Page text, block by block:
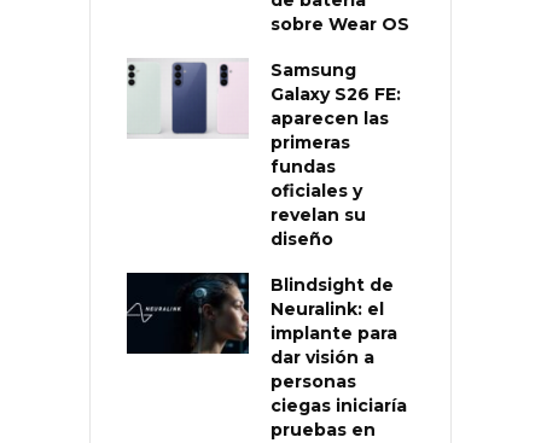
sobre Wear OS
Samsung
Galaxy S26 FE:
aparecen las
primeras
fundas
oficiales y
revelan su
diseño
Blindsight de
Neuralink: el
implante para
dar visión a
personas
ciegas iniciaría
pruebas en